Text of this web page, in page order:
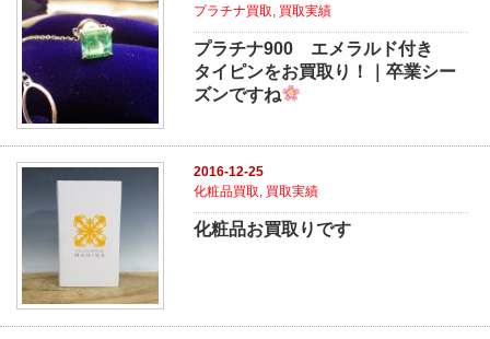
プラチナ買取 買取実績
プラチナ900 エメラルド付き
タイピンをお買取り！｜卒業シー
ズンですね
2016-12-25
化粧品買取, 買取実績
化粧品お買取りです